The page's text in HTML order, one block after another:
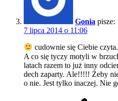
Gonia pisze:
7 lipca 2014 o 11:06
cudownie się Ciebie
A co się tyczy motyli w
latach razem to już inny
dech zaparty. Ale!!!!! Żeby
o nie. Jest tylko inaczej. Nie